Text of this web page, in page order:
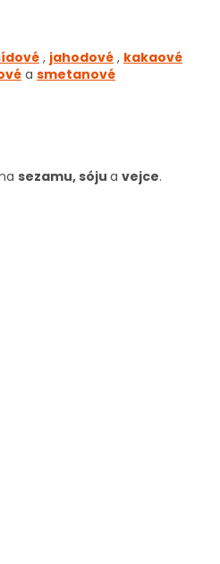
, jahodové , kakaové
a smetanové
sezamu, sóju a vejce.